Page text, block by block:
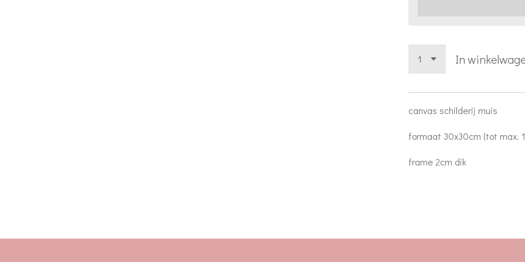
In
canvas schilderij muis
formaat 30x30cm (tot max.
frame 2cm dik